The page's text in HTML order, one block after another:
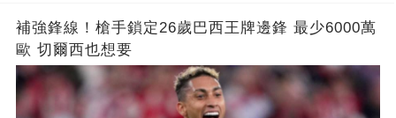
補強鋒線！槍手鎖定26歲巴西王牌邊鋒 最少6000萬
歐 切爾西也想要